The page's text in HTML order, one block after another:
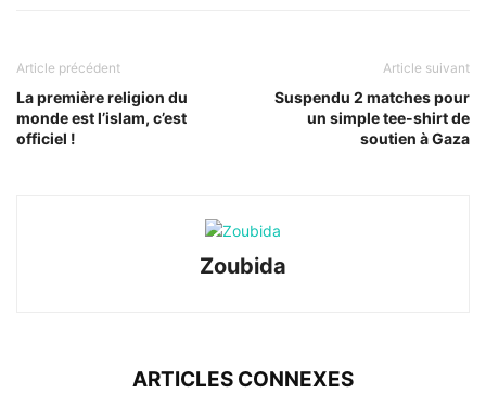
Article précédent
La première religion du
monde est l’islam, c’est
officiel !
Article suivant
Suspendu 2 matches pour
un simple tee-shirt de
soutien à Gaza
Zoubida
ARTICLES CONNEXES